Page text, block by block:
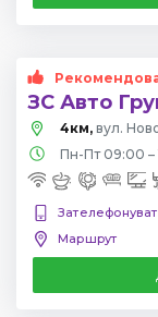
ЗС Авто
4км, вул.
Пн-Пт 09:00 –
Маршрут